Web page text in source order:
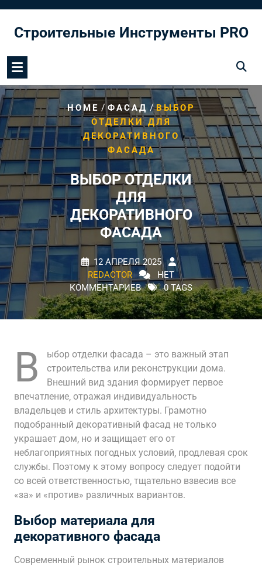
содержимому
Строительные Инструменты PRO
HOME/ФАСАД /ВЫБОР
ОТДЕЛКИ ДЛЯ
ДЕКОРАТИВНОГО
ФАСАДА
ВЫБОР ОТДЕЛКИ
ДЛЯ
ДЕКОРАТИВНОГО
ФАСАДА
12 АПРЕЛЯ 2025
REDACTOR
НЕТ
КОММЕНТАРИЕВ
0 TAGS
В
ыбор отделки фасада – это важный этап
строительства или реконструкции дома.
Внешний вид здания формирует первое
впечатление‚ отражая индивидуальность
владельцев и стиль архитектуры. Грамотно
подобранный декоративный фасад не только
украшает дом‚ но и защищает его от
неблагоприятных погодных условий‚ продлевая срок
службы. Поэтому к этому вопросу следует подойти
со всей ответственностью‚ тщательно взвесив все
«за» и «против» различных вариантов.
Выбор материала для
декоративного фасада
Современный рынок строительных материалов